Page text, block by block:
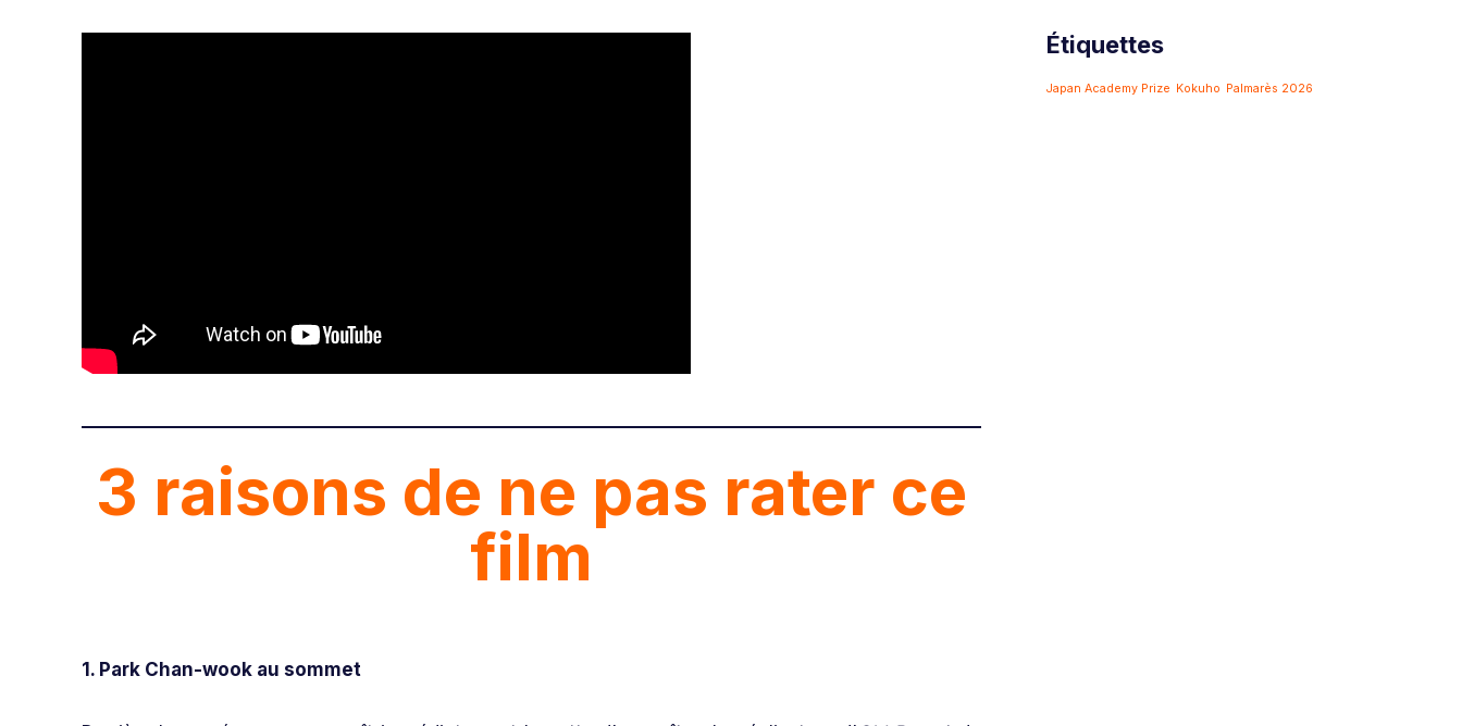
3 raisons de ne pas rater ce
film
1. Park Chan-wook au sommet
Étiquettes
Japan Academy Prize Kokuho Palmarès 2026